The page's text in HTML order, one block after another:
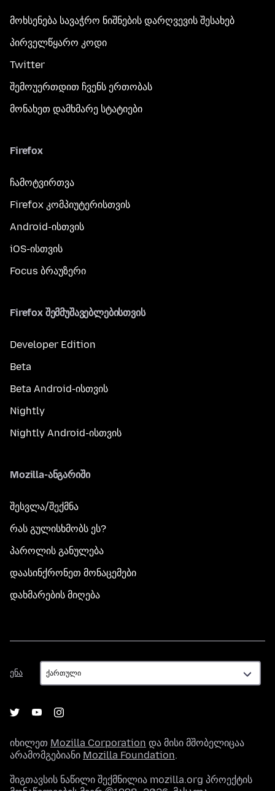
მოხსენება სავაჭრო ნიშნების დარღვევის შესახებ
პირველწყარო კოდი
Twitter
შემოუერთდით ჩვენს ერთობას
მონახეთ დამხმარე სტატიები
Firefox
ჩამოტვირთვა
Firefox კომპიუტერისთვის
Android-ისთვის
iOS-ისთვის
Focus ბრაუზერი
Firefox შემმუშავებლებისთვის
Developer Edition
Beta
Beta Android-ისთვის
Nightly
Nightly Android-ისთვის
Mozilla-ანგარიში
შესვლა/შექმნა
რას გულისხმობს ეს?
პაროლის განულება
დაასინქრონეთ მონაცემები
დახმარების მიღება
ენა
ენა
იხილეთ Mozilla Corporation და მისი მშობელიცაა
არამომგებიანი Mozilla Foundation.
შიგთავსის ნაწილი შექმნილია mozilla.org პროექტის